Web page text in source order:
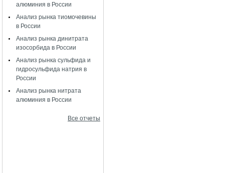
алюминия в России
Анализ рынка тиомочевины
в России
Анализ рынка динитрата
изосорбида в России
Анализ рынка сульфида и
гидросульфида натрия в
России
Анализ рынка нитрата
алюминия в России
Все отчеты